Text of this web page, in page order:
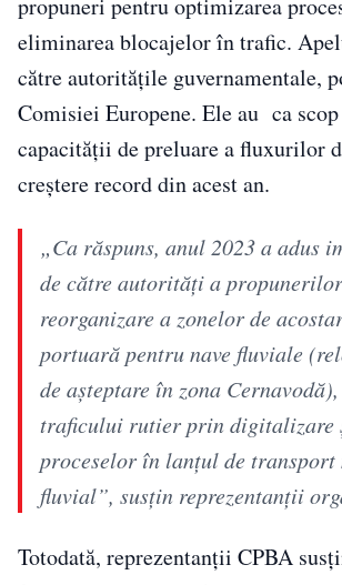
eliminarea blocajelor în trafic.
către autoritățile guvernamentale,
Comisiei Europene. Ele au ca scop
capacității de preluare a fluxurilor
creștere record din acest an.
„Ca răspuns, anul 2023 a adus
de către autorităţi a
reorganizare a zonelor de
portuară pentru nave fluviale
de aşteptare în zona
traficului rutier prin digitalizare
proceselor în lanţul de
fluvial”, susţin reprezentanţii
Totodată, reprezentanţii CPBA